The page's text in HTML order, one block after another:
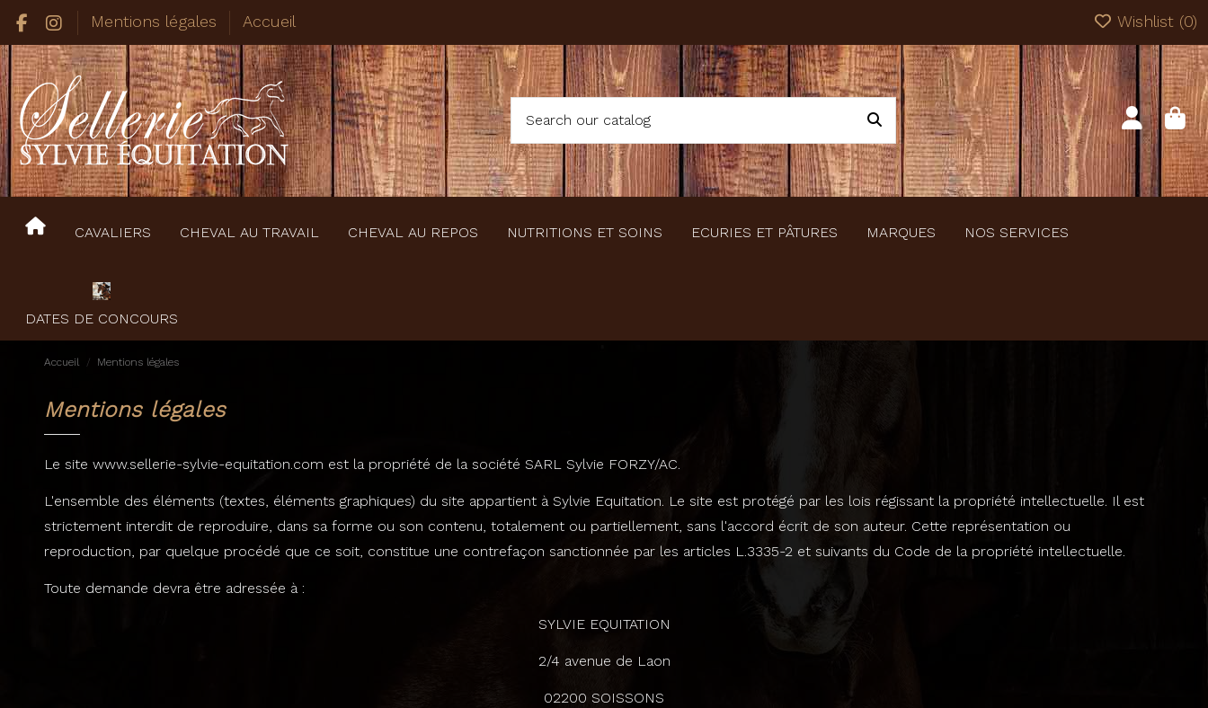
Mentions légales Accueil Wishlist (0)
CAVALIERS CHEVAL AU TRAVAIL CHEVAL AU REPOS NUTRITIONS ET SOINS ECURIES ET PÂTURES MARQUES NOS SERVICES
DATES DE CONCOURS
Accueil Mentions légales
Mentions légales
Le site www.sellerie-sylvie-equitation.com est la propriété de la société SARL Sylvie FORZY/AC.
L'ensemble des éléments (textes, éléments graphiques) du site appartient à Sylvie Equitation. Le site est protégé par les lois régissant la propriété intellectuelle. Il est
strictement interdit de reproduire, dans sa forme ou son contenu, totalement ou partiellement, sans l'accord écrit de son auteur. Cette représentation ou
reproduction, par quelque procédé que ce soit, constitue une contrefaçon sanctionnée par les articles L.3335-2 et suivants du Code de la propriété intellectuelle.
Toute demande devra être adressée à :
SYLVIE EQUITATION
2/4 avenue de Laon
02200 SOISSONS